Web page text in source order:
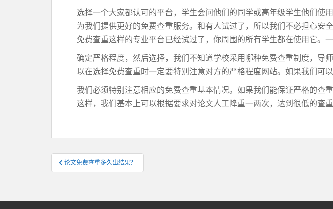
选择一个大家都认可的平台，学生会问他们的同学或高年级学生他们
为我们提供更好的免费查重服务。和有人试过了，所以我们不必担心
免费查重这样的专业平台已经试过了，你周围的所有学生都在使用它。一
确定严格程度，然后选择，我们不知道学校采用哪种免费查重制度，导
以在选择免费查重时一定要特别注意对方的严格程度网站。如果我们可
我们必须特别注意相应的免费查重基本情况。如果我们能保证严格的查
这样，我们基本上可以根据要求对论文人工降重一两次，达到很低的查
文
章
航
论文免费查重多久出结果？